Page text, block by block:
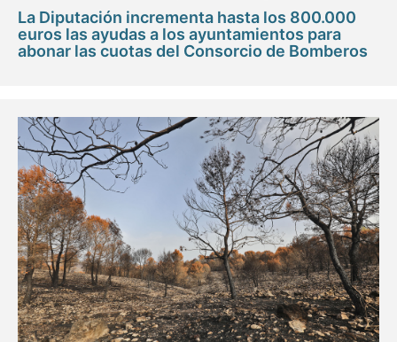
La Diputación incrementa hasta los 800.000
euros las ayudas a los ayuntamientos para
abonar las cuotas del Consorcio de Bomberos